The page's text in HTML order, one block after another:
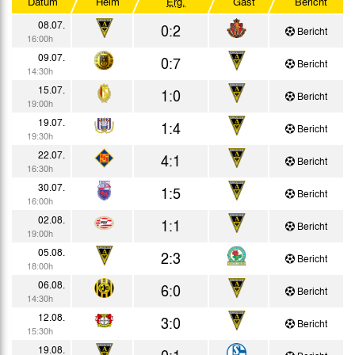
Testspiele
08.07.
16:00h 0:2
Bericht
09.07.
14:30h 0:7
Bericht
15.07.
19:00h 1:0
Bericht
19.07.
19:30h 1:4
Bericht
22.07.
16:30h 4:1
Bericht
30.07.
16:00h 1:5
Bericht
02.08.
19:00h 1:1
Bericht
05.08.
18:00h 2:3
Bericht
06.08.
14:30h 6:0
Bericht
12.08.
15:30h 3:0
Bericht
19.08.